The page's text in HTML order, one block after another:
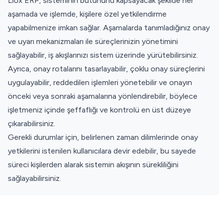
aşamada ve işlemde, kişilere özel yetkilendirme
yapabilmenize imkan sağlar. Aşamalarda tanımladığınız onay
ve uyarı mekanizmaları ile süreçlerinizin yönetimini
sağlayabilir, iş akışlarınızı sistem üzerinde yürütebilirsiniz.
Ayrıca, onay rotalarını tasarlayabilir, çoklu onay süreçlerini
uygulayabilir, reddedilen işlemleri yönetebilir ve onayın
önceki veya sonraki aşamalarına yönlendirebilir, böylece
işletmeniz içinde şeffaflığı ve kontrolü en üst düzeye
çıkarabilirsiniz.
Gerekli durumlar için, belirlenen zaman dilimlerinde onay
yetkilerini istenilen kullanıcılara devir edebilir, bu sayede
süreci kişilerden alarak sistemin akışının sürekliliğini
sağlayabilirsiniz.